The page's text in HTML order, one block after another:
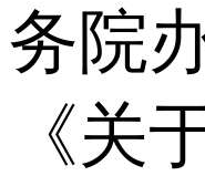
务院
《关